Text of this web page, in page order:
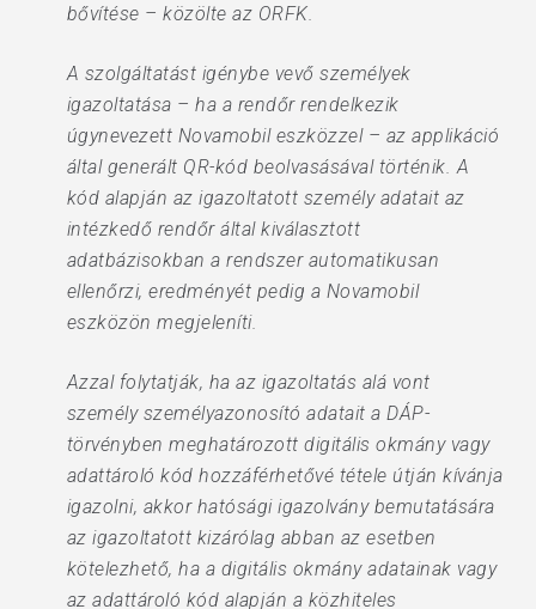
bővítése – közölte az ORFK.
A szolgáltatást igénybe vevő személyek
igazoltatása – ha a rendőr rendelkezik
úgynevezett Novamobil eszközzel – az applikáció
által generált QR-kód beolvasásával történik. A
kód alapján az igazoltatott személy adatait az
intézkedő rendőr által kiválasztott
adatbázisokban a rendszer automatikusan
ellenőrzi, eredményét pedig a Novamobil
eszközön megjeleníti.
Azzal folytatják, ha az igazoltatás alá vont
személy személyazonosító adatait a DÁP-
törvényben meghatározott digitális okmány vagy
adattároló kód hozzáférhetővé tétele útján kívánja
igazolni, akkor hatósági igazolvány bemutatására
az igazoltatott kizárólag abban az esetben
kötelezhető, ha a digitális okmány adatainak vagy
az adattároló kód alapján a közhiteles